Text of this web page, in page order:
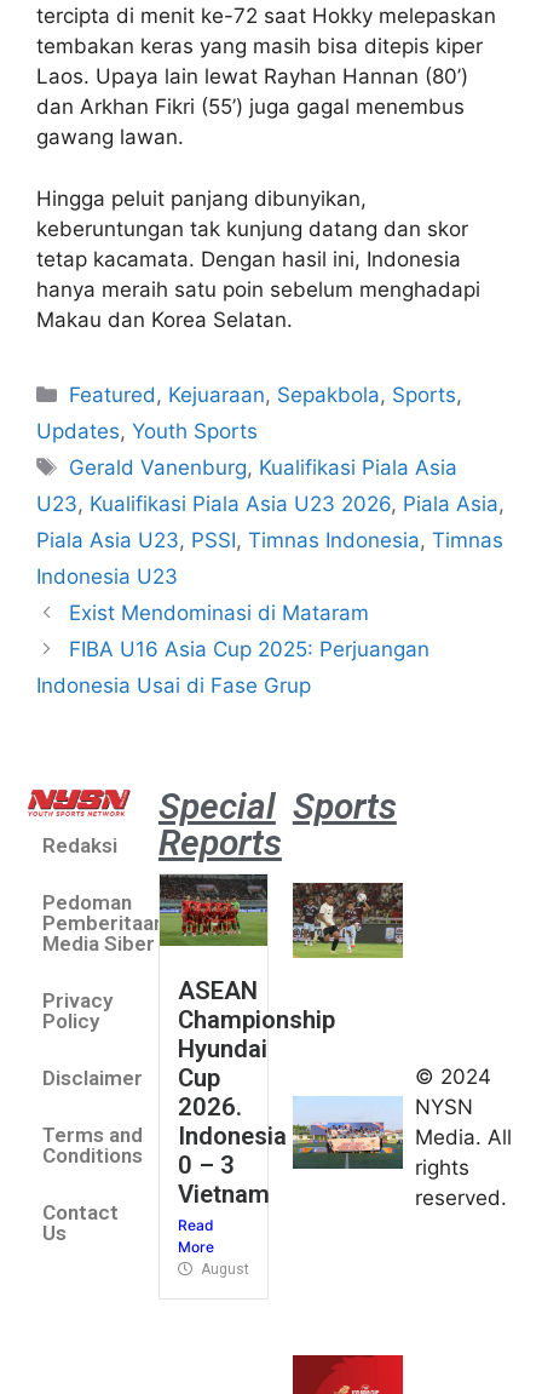
tercipta di menit ke-72 saat Hokky melepaskan
tembakan keras yang masih bisa ditepis kiper
Laos. Upaya lain lewat Rayhan Hannan (80’)
dan Arkhan Fikri (55’) juga gagal menembus
gawang lawan.
Hingga peluit panjang dibunyikan,
keberuntungan tak kunjung datang dan skor
tetap kacamata. Dengan hasil ini, Indonesia
hanya meraih satu poin sebelum menghadapi
Makau dan Korea Selatan.
Featured , Kejuaraan, Sepakbola, Sports,
Updates, Youth Sports
Gerald Vanenburg, Kualifikasi Piala Asia
U23, Kualifikasi Piala Asia U23 2026, Piala Asia,
Piala Asia U23, PSSI, Timnas Indonesia, Timnas
Indonesia U23
Exist Mendominasi di Mataram
FIBA U16 Asia Cup 2025: Perjuangan
Indonesia Usai di Fase Grup
Redaksi
Pedoman
Pemberitaan
Media Siber
Privacy
Policy
Disclaimer
Terms and
Conditions
Contact
Us
Special
Reports
ASEAN
Championship
Hyundai
Cup
2026.
Indonesia
0 – 3
Vietnam
Read
More
August 4, 2026
Sports
umum
Kejurnas
Panahan
Junior di
Kudus
© 2024
NYSN
Media. All
rights
reserved.